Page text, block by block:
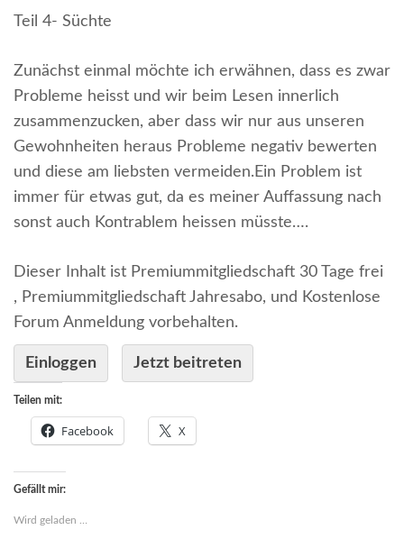
Teil 4- Süchte
Zunächst einmal möchte ich erwähnen, dass es zwar
Probleme heisst und wir beim Lesen innerlich
zusammenzucken, aber dass wir nur aus unseren
Gewohnheiten heraus Probleme negativ bewerten
und diese am liebsten vermeiden.Ein Problem ist
immer für etwas gut, da es meiner Auffassung nach
sonst auch Kontrablem heissen müsste….
Dieser Inhalt ist Premiummitgliedschaft 30 Tage frei
, Premiummitgliedschaft Jahresabo, und Kostenlose
Forum Anmeldung vorbehalten.
Einloggen Jetzt beitreten
Teilen mit:
Facebook X
Gefällt mir:
Wird geladen …